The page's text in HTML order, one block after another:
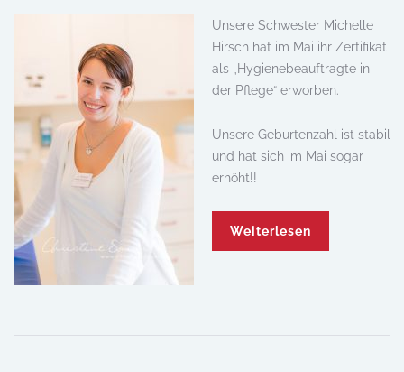
Unsere Schwester Michelle
Hirsch hat im Mai ihr Zertifikat
als „Hygienebeauftragte in
der Pflege“ erworben.
Unsere Geburtenzahl ist stabil
und hat sich im Mai sogar
erhöht!!
Weiterlesen